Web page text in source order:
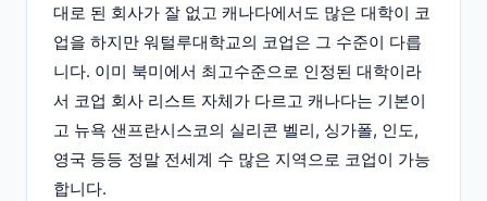
대로 된 회사가 잘 없고 캐나다에서도 많은 대학이 코
업을 하지만 워털루대학교의 코업은 그 수준이 다릅
니다. 이미 북미에서 최고수준으로 인정된 대학이라
서 코업 회사 리스트 자체가 다르고 캐나다는 기본이
고 뉴욕 샌프란시스코의 실리콘 벨리, 싱가폴, 인도,
영국 등등 정말 전세계 수 많은 지역으로 코업이 가능
합니다.